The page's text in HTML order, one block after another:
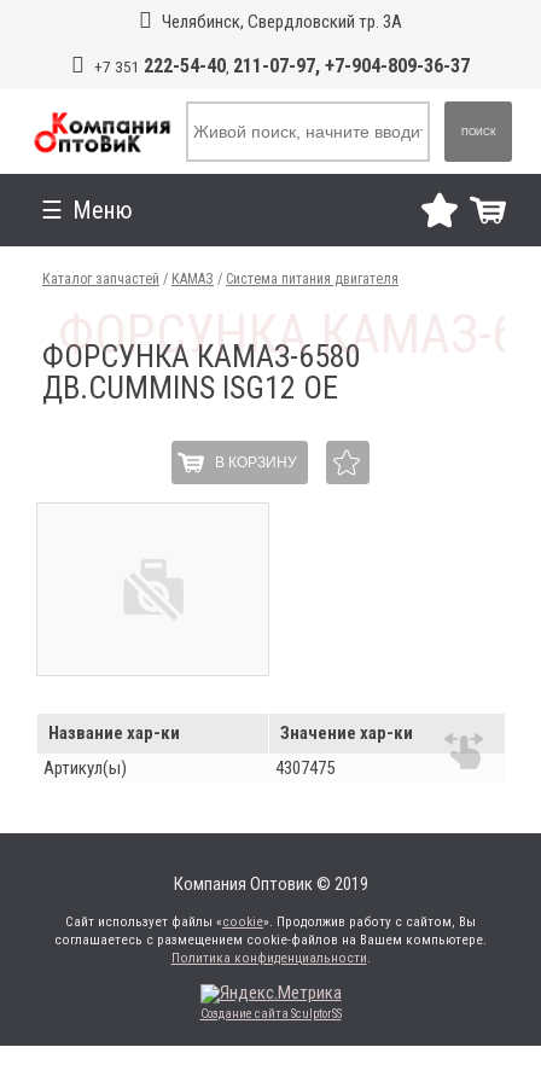
Челябинск, Свердловский тр. 3А
+7 351 222-54-40, 211-07-97, +7-904-809-36-37
ПОИСК
Меню
Каталог запчастей / КАМАЗ / Система питания двигателя
ФОРСУНКА КАМАЗ-6580
ДВ.CUMMINS ISG12 OE
В КОРЗИНУ
Название хар-ки
Значение хар-ки
Артикул(ы)
4307475
Компания Оптовик © 2019
Сайт использует файлы «cookie». Продолжив работу с сайтом, Вы
соглашаетесь с размещением cookie-файлов на Вашем компьютере.
Политика конфиденциальности.
Создание сайта SculptorSS